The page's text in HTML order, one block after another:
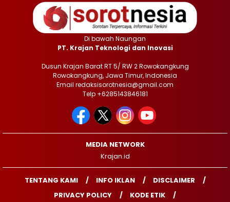
Di bawah Naungan
PT. Krajan Teknologi dan Inovasi
Dusun Krajan Barat RT 5/ RW 2 Rowokangkung
Rowokangkung, Jawa Timur, Indonesia
Email redaksisorotnesia@gmail.com
Telp +6285143846181
MEDIA NETWORK
Krajan.id
TENTANG KAMI INFO IKLAN
DISCLAIMER
PRIVACY POLICY
KODE ETIK